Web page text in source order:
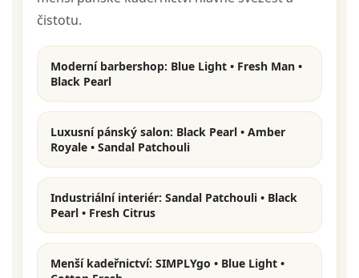
čistotu.
Moderní barbershop: Blue Light • Fresh Man •
Black Pearl
Luxusní pánský salon: Black Pearl • Amber
Royale • Sandal Patchouli
Industriální interiér: Sandal Patchouli • Black
Pearl • Fresh Citrus
Menší kadeřnictví: SIMPLYgo • Blue Light •